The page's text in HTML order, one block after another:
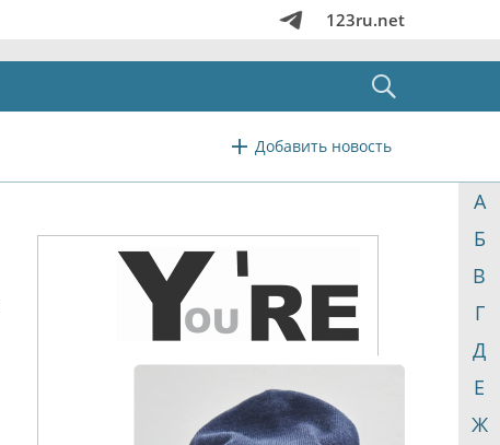
123ru.net
Добавить новость
А
Б
В
Г
Д
Е
Ж